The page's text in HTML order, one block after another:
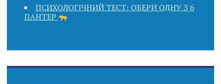
ПСИХОЛОГІЧНИЙ ТЕСТ: ОБЕРИ ОДНУ З 6
ПАНТЕР